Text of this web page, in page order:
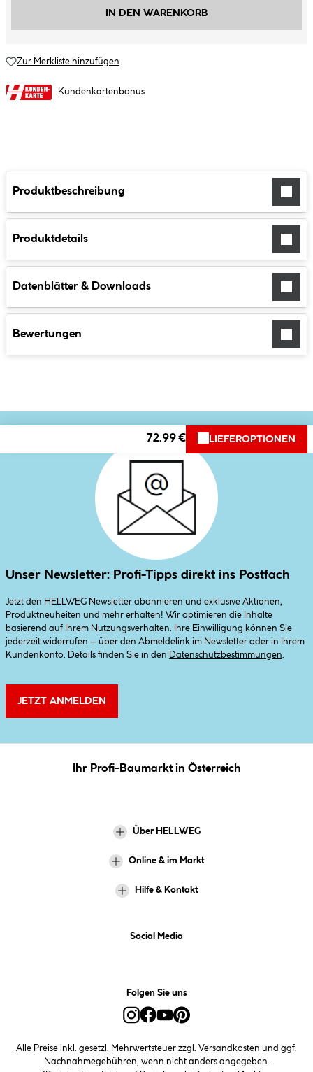
IN DEN WARENKORB
Zur Merkliste hinzufügen
Kundenkartenbonus
Produktbeschreibung
Produktdetails
Datenblätter & Downloads
Bewertungen
72.99 € LIEFEROPTIONEN
Unser Newsletter: Profi-Tipps direkt ins Postfach
Jetzt den HELLWEG Newsletter abonnieren und exklusive Aktionen,
Produktneuheiten und mehr erhalten! Wir optimieren die Inhalte
basierend auf Ihrem Nutzungsverhalten. Ihre Einwilligung können Sie
jederzeit widerrufen – über den Abmeldelink im Newsletter oder in Ihrem
Kundenkonto. Details finden Sie in den
Datenschutzbestimmungen
JETZT ANMELDEN
Ihr Profi-Baumarkt in Österreich
Über HELLWEG
Online & im Markt
Hilfe & Kontakt
Social Media
Folgen Sie uns
Alle Preise inkl. gesetzl. Mehrwertsteuer zzgl. Versandkosten und ggf.
Nachnahmegebühren, wenn nicht anders angegeben.